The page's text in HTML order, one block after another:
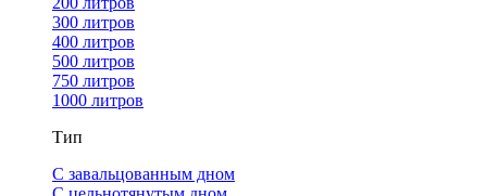
300 литров
400 литров
500 литров
750 литров
1000 литров
Тип
С завальцованным дном